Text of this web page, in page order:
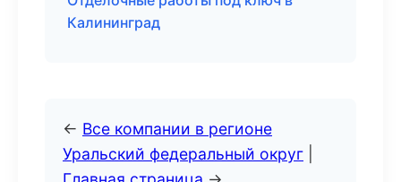
Калининград
← Все компании в регионе
Уральский федеральный округ